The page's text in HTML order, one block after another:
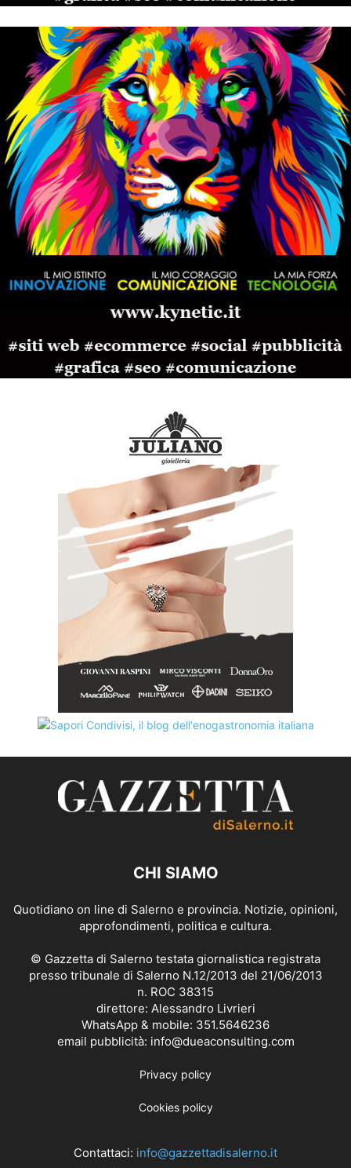
CHI SIAMO
Quotidiano on line di Salerno e provincia. Notizie, opinioni,
approfondimenti, politica e cultura.
© Gazzetta di Salerno testata giornalistica registrata
presso tribunale di Salerno N.12/2013 del 21/06/2013
n. ROC 38315
direttore: Alessandro Livrieri
WhatsApp & mobile: 351.5646236
email pubblicità: info@dueaconsulting.com
Privacy policy
Cookies policy
Contattaci: info@gazzettadisalerno.it